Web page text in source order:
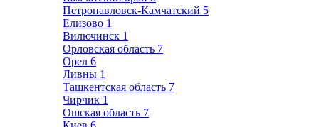
Петропавловск-Камчатский 5
Елизово 1
Вилючинск 1
Орловская область 7
Орел 6
Ливны 1
Ташкентская область 7
Чирчик 1
Ошская область 7